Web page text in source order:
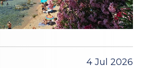
4 Jul 2026